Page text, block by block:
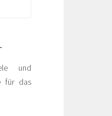
und
für das